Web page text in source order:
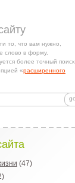
то, что вам нужно,
слово в форму.
более точный поиск,
«расширенного
(47)